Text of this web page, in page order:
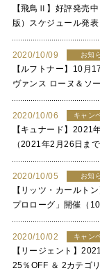
【飛鳥Ⅱ】好評発売
版）スケジュール発
2020/10/09 お知
【ルフトナー】10月
ヴァンス ローヌ＆ソ
2020/10/06 キャン
【キュナード】2021
（2021年2月26日ま
2020/10/05 お知
【リッツ・カールト
プロローグ」開催（
2020/10/02 キャン
【リージェント】
25％OFF ＆ 2カテゴ